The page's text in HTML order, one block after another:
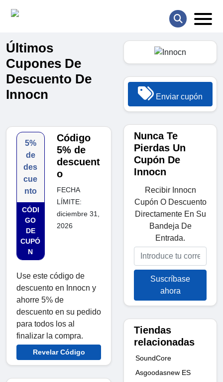
Últimos
Cupones De
Descuento De
Innocn
5%
de
des
cue
nto
CÓDI
GO
DE
CUPÓ
N
Código
5% de
descuent
o
FECHA
LÍMITE:
diciembre 31,
2026
Use este código de
descuento en Innocn y
ahorre 5% de
descuento en su pedido
para todos los al
finalizar la compra.
Revelar Código
Enviar cupón
Nunca Te
Pierdas Un
Cupón De
Innocn
Recibir Innocn
Cupón O Descuento
Directamente En Su
Bandeja De
Entrada.
Suscríbase
ahora
Tiendas
relacionadas
SoundCore
Asgoodasnew ES